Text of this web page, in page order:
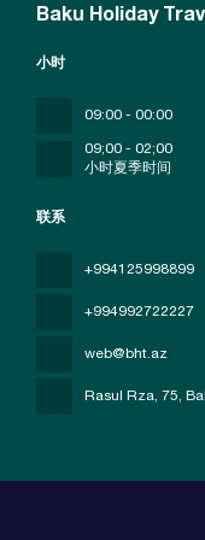
Baku Holiday
联系
+994125998899
+994992722227
web@bht.az
Rasul Rza, 75,
小时
09:00 - 00:00
09;00 - 02;00
小时夏季时间